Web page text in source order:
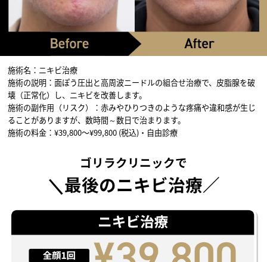
施術名：ニキビ治療
施術の説明：面ぽう圧出と高周波ニードルの組合せ治療で、皮脂腺を破
壊（正常化）し、ニキビを改善します。
施術の副作用（リスク）：赤みやひりつきのような疼痛や違和感が生じ
ることがありますが、数時間～数日で治まります。
施術の料金：¥39,800〜¥99,800 (税込)・自由診療
ゴリラクリニックで
＼最後のニキビ治療／